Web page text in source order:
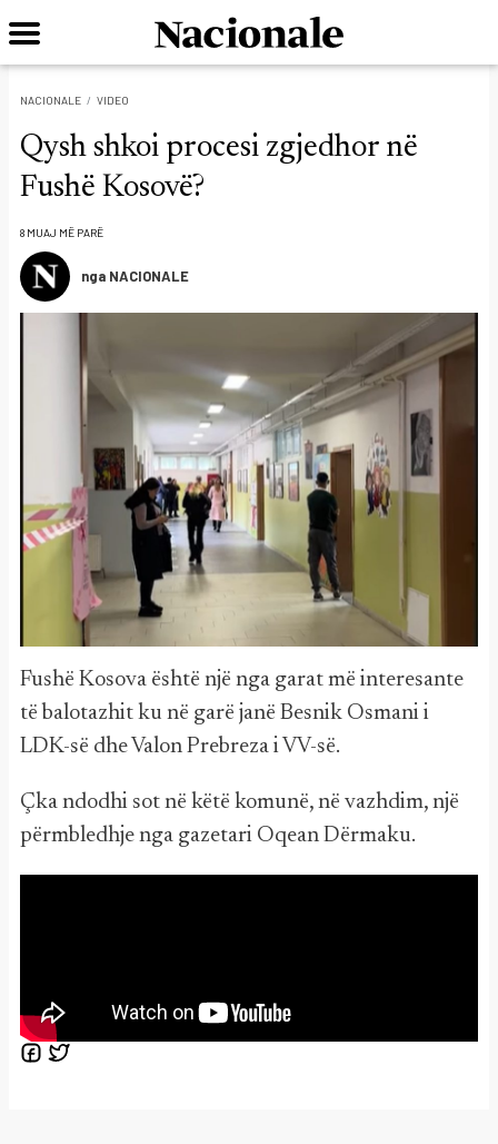
NACIONALE VIDEO
Qysh shkoi procesi zgjedhor në
Fushë Kosovë?
8 MUAJ MË PARË
nga NACIONALE
Fushë Kosova është një nga garat më interesante
të balotazhit ku në garë janë Besnik Osmani i
LDK-së dhe Valon Prebreza i VV-së.
Çka ndodhi sot në këtë komunë, në vazhdim, një
përmbledhje nga gazetari Oqean Dërmaku.